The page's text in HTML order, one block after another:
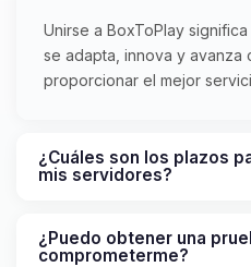
Unirse a BoxToPlay
se adapta, innova y avanza
proporcionar el mejor
¿Cuáles son los plazos
mis servidores?
¿Puedo obtener una
comprometerme?